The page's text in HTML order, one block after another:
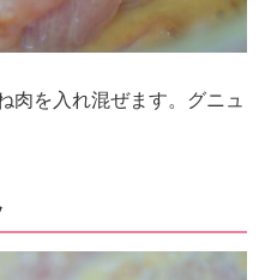
肉を入れ混ぜます。グニュ